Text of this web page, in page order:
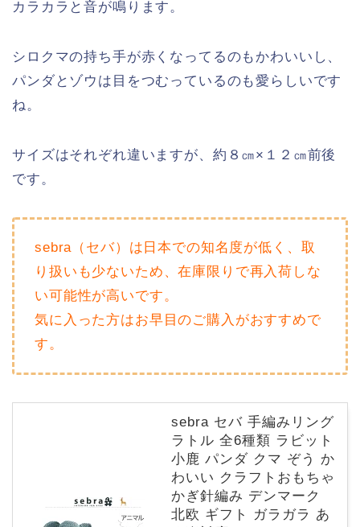
カラカラと音が鳴ります。
シロクマの持ち手が赤くなってるのもかわいいし、
パンダとゾウは目をつむっているのも愛らしいです
ね。
サイズはそれぞれ違いますが、約８㎝×１２㎝前後
です。
sebra（セバ）は日本での知名度が低く、取
り扱いも少ないため、在庫限りで再入荷しな
い可能性が高いです。
気に入った方はお早目のご購入がおすすめで
す。
sebra セバ 手編みリング
ラトル 全6種類 ラビット
小鹿 パンダ クマ ぞう か
わいい クラフトおもちゃ
かぎ針編み デンマーク
北欧 ギフト ガラガラ あ